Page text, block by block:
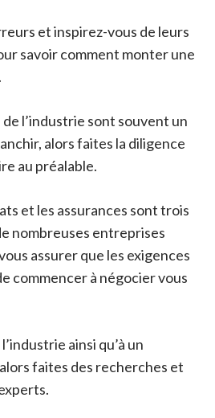
et inspirez-vous de leurs
savoir comment monter une
l’industrie sont souvent un
alors faites la diligence
au préalable.
et les assurances sont trois
nombreuses entreprises
assurer que les exigences
commencer à négocier vous
ainsi qu’à un
faites des recherches et